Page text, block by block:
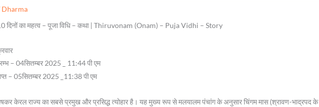
Dharma
दिनों का महत्व – पूजा विधि – कथा | Thiruvonam (Onam) – Puja Vidhi – Story
– 04सितम्बर 2025 _ 11:44 पी एम
– 05सितम्बर 2025 _11:38 पी एम
केरल राज्य का सबसे प्रमुख और प्रसिद्ध त्योहार है। यह मुख्य रूप से मलयालम पंचांग के अनुसार चिंगम मास (श्रावण-भाद्रपद के